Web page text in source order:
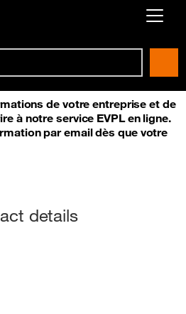
- EVPL en
de votre entreprise et de
à notre service EVPL en ligne.
par email dès que votre
details